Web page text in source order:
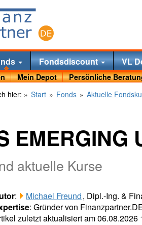
Fondsdiscount VL
Mein Depot Persönliche
hier: » Start » Fonds » Aktuelle
aktuelle Kurse
: Michael Freund, Dipl.-Ing. &
: Gründer von
zuletzt aktualisiert am 06.08.2026